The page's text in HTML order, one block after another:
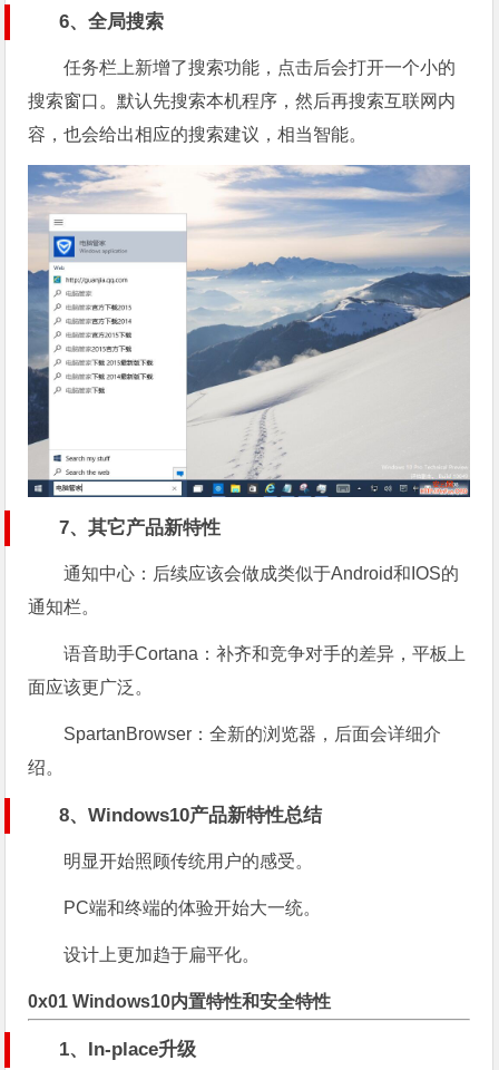
6、全局搜索
任务栏上新增了搜索功能，点击后会打开一个小的
搜索窗口。默认先搜索本机程序，然后再搜索互联网内
容，也会给出相应的搜索建议，相当智能。
7、其它产品新特性
通知中心：后续应该会做成类似于Android和IOS的
通知栏。
语音助手Cortana：补齐和竞争对手的差异，平板上
面应该更广泛。
SpartanBrowser：全新的浏览器，后面会详细介
绍。
8、Windows10产品新特性总结
明显开始照顾传统用户的感受。
PC端和终端的体验开始大一统。
设计上更加趋于扁平化。
0x01 Windows10内置特性和安全特性
1、In-place升级